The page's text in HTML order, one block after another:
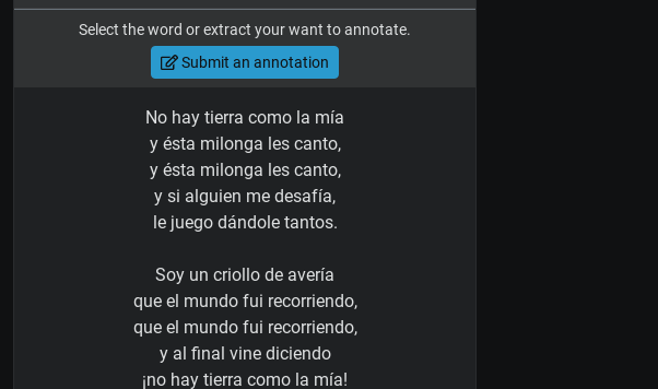
Select the word or extract your want to annotate.
Submit an annotation
No hay tierra como la mía
y ésta milonga les canto,
y ésta milonga les canto,
y si alguien me desafía,
le juego dándole tantos.
Soy un criollo de avería
que el mundo fui recorriendo,
que el mundo fui recorriendo,
y al final vine diciendo
¡no hay tierra como la mía!